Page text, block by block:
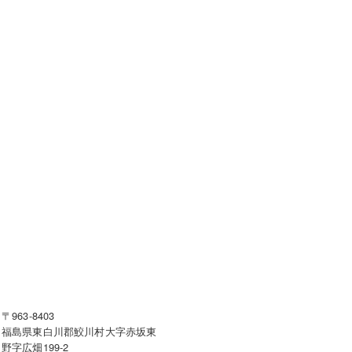
〒963-8403
福島県東白川郡鮫川村大字赤坂東
野字広畑199-2